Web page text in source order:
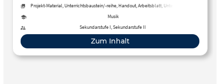
zum Thema “Zeitgenössische Musik” und ist konzipiert für
den Unterricht an weiterführenden Schulen.
Projekt-Material, Unterrichtsbaustein/-reihe, Handout, Arbeitsblatt, Unterrichtsplan
Musik
Sekundarstufe I, Sekundarstufe II
Zum Inhalt